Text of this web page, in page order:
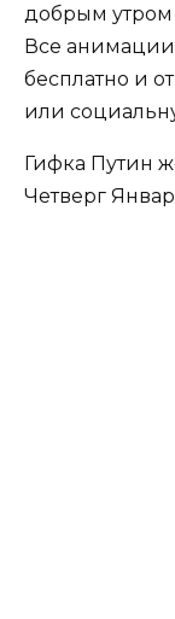
добрым
Все анимации
бесплатно и
или
Гифка Путин
Четверг